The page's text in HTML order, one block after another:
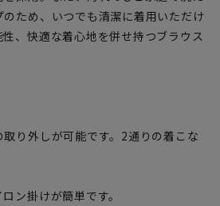
ため、いつでも清潔に着用いただけ
、快適な着心地を併せ持つブラウス
り外しが可能です。2通りの着こな
ン掛けが簡単です。